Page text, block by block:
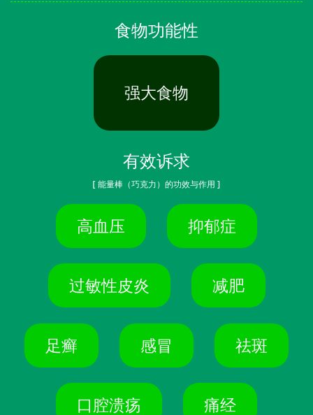
食物功能性
强大食物
有效诉求
[ 能量棒（巧克力）的功效与作用 ]
高血压 抑郁症
过敏性皮炎 减肥
足癣 感冒 祛斑
口腔溃疡 痛经